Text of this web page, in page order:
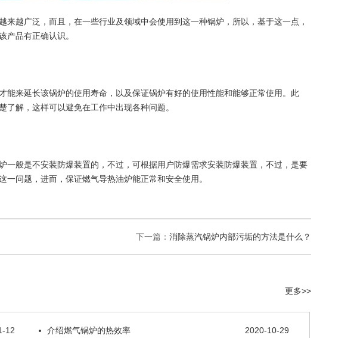
越广泛，而且，在一些行业及领域中会使用到这一种锅炉，所以，基于这一点，
产品有正确认识。
来延长该锅炉的使用寿命，以及保证锅炉有好的使用性能和能够正常使用。此
解，这样可以避免在工作中出现各种问题。
般是不安装防爆装置的，不过，可根据用户防爆需求安装防爆装置，不过，是要
问题，进而，保证燃气导热油炉能正常和安全使用。
下一篇： 消除蒸汽锅炉内部污垢的方法是什么？
更多>>
12 2020-10-29
介绍燃气锅炉的热效率